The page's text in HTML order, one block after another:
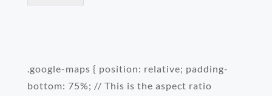
.google-maps { position: relative; padding-
bottom: 75%; // This is the aspect ratio